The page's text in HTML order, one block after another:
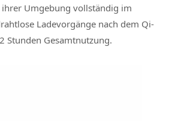
ihrer Umgebung vollständig im
Ladevorgänge nach dem Qi-
Stunden Gesamtnutzung.